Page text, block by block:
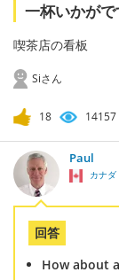
一杯いかが
喫茶店の看板
Siさん
18 14157
Paul
カナダ
回答
How about